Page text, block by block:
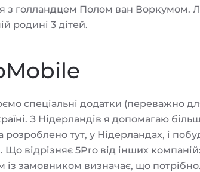
з голландцем Полом ван Воркумом.
родині 3 дітей.
спеціальні додатки (переважно
З Нідерландів я допомагаю
розроблено тут, у Нідерландах, і
відрізняє 5Pro від інших
замовником визначає, що потрібно.